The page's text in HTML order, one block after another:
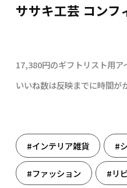
ササキ工芸 コンフ
17,380円のギフトリスト用ア
いいね数は反映までに時間が
#インテリア雑貨 #
#ファッション #リ